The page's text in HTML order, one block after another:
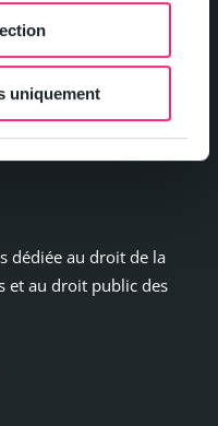
uniquement
dédiée au droit de la
et au droit public des
gestion des cookies